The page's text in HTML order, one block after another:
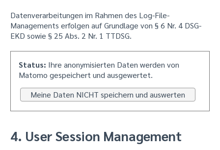
Datenverarbeitungen im Rahmen des Log-File-
Managements erfolgen auf Grundlage von § 6 Nr. 4 DSG-
EKD sowie § 25 Abs. 2 Nr. 1 TTDSG.
Status: Ihre anonymisierten Daten werden von
Matomo gespeichert und ausgewertet.
Meine Daten NICHT speichern und auswerten
4. User Session Management